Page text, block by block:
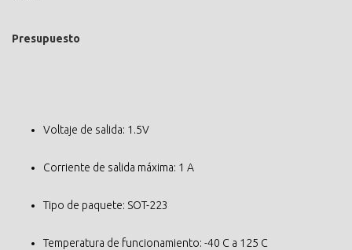
Presupuesto
Voltaje de salida: 1.5V
Corriente de salida máxima: 1 A
Tipo de paquete: SOT-223
Temperatura de funcionamiento: -40 C a 125 C